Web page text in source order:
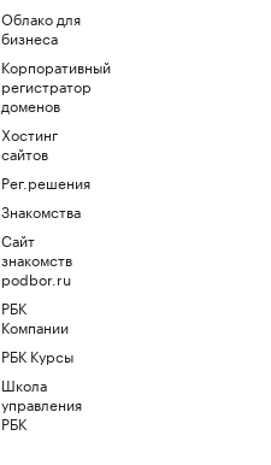
Облако для
бизнеса
Корпоративный
регистратор
доменов
Хостинг
сайтов
Рег.решения
Знакомства
Сайт
знакомств
podbor.ru
РБК
Компании
РБК Курсы
Школа
управления
РБК